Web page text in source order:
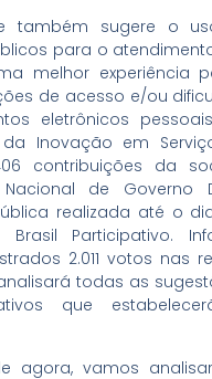
também sugere o
para o
melhor experiência
de acesso e/ou
eletrônicos
Inovação em
contribuições da
Nacional de Governo
realizada até o
Brasil Participativo.
2.011 votos nas
todas as
que
agora, vamos